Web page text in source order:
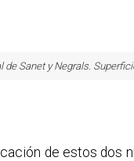
de Sanet y Negrals.
de estos dos